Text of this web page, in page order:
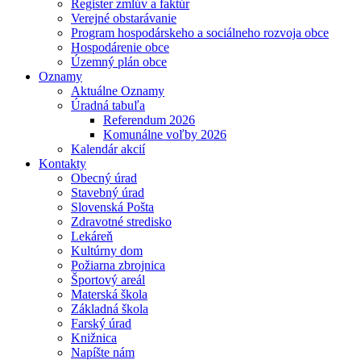
Register zmlúv a faktúr
Verejné obstarávanie
Program hospodárskeho a sociálneho rozvoja obce
Hospodárenie obce
Územný plán obce
Oznamy
Aktuálne Oznamy
Úradná tabuľa
Referendum 2026
Komunálne voľby 2026
Kalendár akcií
Kontakty
Obecný úrad
Stavebný úrad
Slovenská Pošta
Zdravotné stredisko
Lekáreň
Kultúrny dom
Požiarna zbrojnica
Športový areál
Materská škola
Základná škola
Farský úrad
Knižnica
Napíšte nám